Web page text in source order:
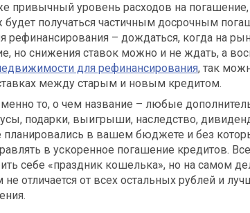
привычный уровень расходов на
получаться частичным досрочным
рефинансирования – дождаться, когда на
но снижения ставок можно и не ждать, а
для рефинансирования, так
между старым и новым кредитом.
то, о чем название – любые
подарки, выигрыши, наследство,
планировались в вашем бюджете и без
в ускоренное погашение кредитов.
себе «праздник кошелька», но на самом
не отличается от всех остальных рублей и